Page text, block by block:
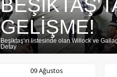
FORVET
PLAN!
Beşiktaş, MC Alger forması giyen
09 Ağustos